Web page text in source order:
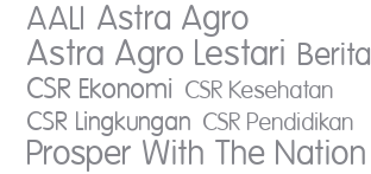
AALI Astra Agro
Astra Agro Lestari Berita
CSR Ekonomi CSR Kesehatan
CSR Lingkungan CSR Pendidikan
Prosper With The Nation